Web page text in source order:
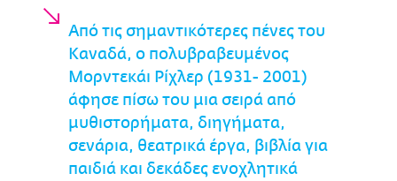
Από τις σημαντικότερες πένες του
Καναδά, ο πολυβραβευμένος
Μορντεκάι Ρίχλερ (1931- 2001)
άφησε πίσω του μια σειρά από
μυθιστορήματα, διηγήματα,
σενάρια, θεατρικά έργα, βιβλία για
παιδιά και δεκάδες ενοχλητικά